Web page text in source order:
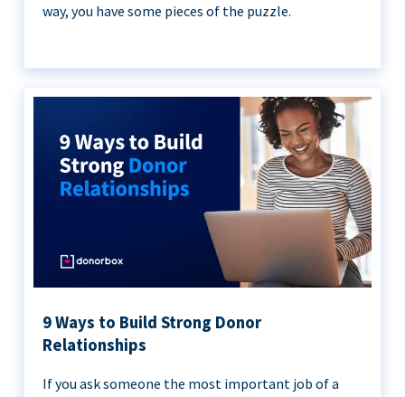
way, you have some pieces of the puzzle.
9 Ways to Build Strong Donor
Relationships
If you ask someone the most important job of a